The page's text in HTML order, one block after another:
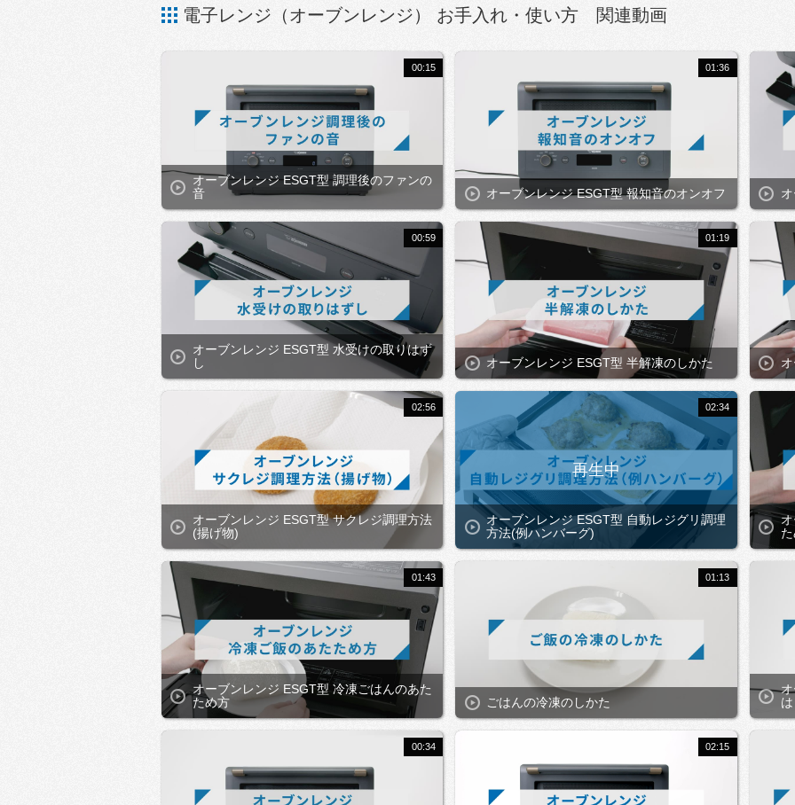
電子レンジ（オーブンレンジ） お手入れ・使い方 関連動画
オーブンレンジ ESGT型 調理後のファンの
音
00:15
オーブンレンジ ESGT型 報知音のオンオフ
01:36
オーブンレンジ ESGT型 水受けの取りはず
し
00:59
オーブンレンジ ESGT型 半解凍のしかた
01:19
オーブンレンジ ESGT型 サクレジ調理方法
(揚げ物)
02:56
オーブンレンジ ESGT型 自動レジグリ調理
方法(例ハンバーグ)
02:34
オーブンレンジ ESGT型 冷凍ごはんのあた
ため方
01:43
ごはんの冷凍のしかた
01:13
00:34 02:15